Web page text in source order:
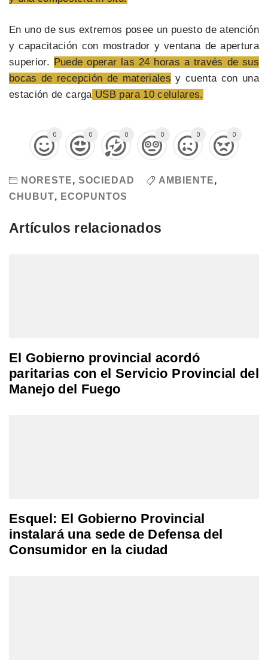
En uno de sus extremos posee un puesto de atención
y capacitación con mostrador y ventana de apertura
superior. Puede operar las 24 horas a través de sus
bocas de recepción de materiales y cuenta con una
estación de cargaUSB para 10 celulares.
0 0 0 0 0 0
NORESTE, SOCIEDAD AMBIENTE,
CHUBUT, ECOPUNTOS
Artículos relacionados
El Gobierno provincial acordó
paritarias con el Servicio Provincial del
Manejo del Fuego
Esquel: El Gobierno Provincial
instalará una sede de Defensa del
Consumidor en la ciudad